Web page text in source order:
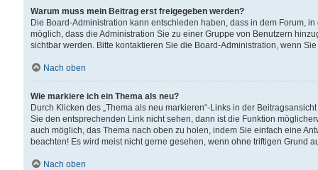
Warum muss mein Beitrag erst freigegeben werden?
Die Board-Administration kann entschieden haben, dass in dem Forum,
möglich, dass die Administration Sie zu einer Gruppe von Benutzern
sichtbar werden. Bitte kontaktieren Sie die Board-Administration, wenn
Nach oben
Wie markiere ich ein Thema als neu?
Durch Klicken des „Thema als neu markieren“-Links in der
Sie den entsprechenden Link nicht sehen, dann ist die Funktion
auch möglich, das Thema nach oben zu holen, indem Sie einfach eine
beachten! Es wird meist nicht gerne gesehen, wenn ohne triftigen Grund
Nach oben